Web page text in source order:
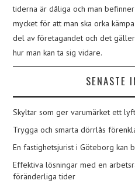
tiderna är dåliga och man
mycket för att man ska orka
del av företagandet och det
hur man kan ta sig vidare.
SENASTE
Skyltar som ger varumärket ett
Trygga och smarta dörrlås
En fastighetsjurist i Göteborg kan
Effektiva lösningar med en
föränderliga tider